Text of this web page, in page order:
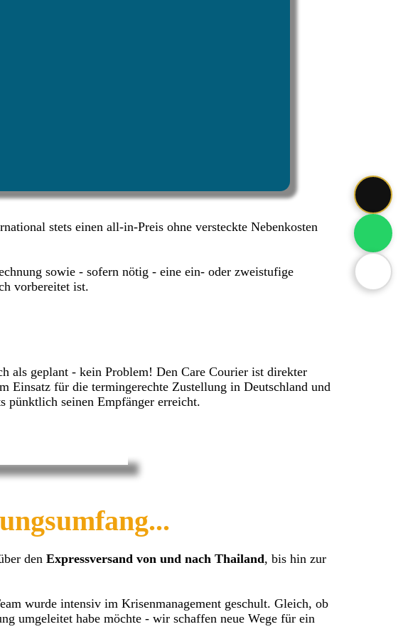
stets einen all-in-Preis ohne versteckte Nebenkosten
sowie - sofern nötig - eine ein- oder zweistufige
vorbereitet ist.
als geplant - kein Problem! Den Care Courier ist direkter
Einsatz für die termingerechte Zustellung in Deutschland und
pünktlich seinen Empfänger erreicht.
den Expressversand von und nach Thailand, bis hin zur
wurde intensiv im Krisenmanagement geschult. Gleich, ob
umgeleitet habe möchte - wir schaffen neue Wege für ein